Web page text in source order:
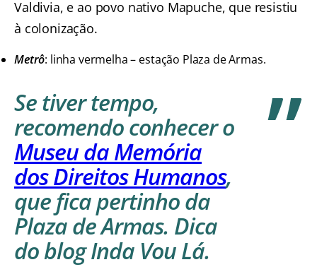
Valdivia, e ao povo nativo Mapuche, que resistiu
à colonização.
Metrô: linha vermelha – estação Plaza de Armas.
Se tiver tempo,
recomendo conhecer o
Museu da Memória
dos Direitos Humanos,
que fica pertinho da
Plaza de Armas. Dica
do blog Inda Vou Lá.